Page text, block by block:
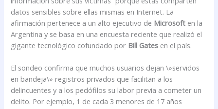
datos sensibles sobre ellas mismas en Internet. La
afirmación pertenece a un alto ejecutivo de Microsoft en la
Argentina y se basa en una encuesta reciente que realizó el
gigante tecnológico cofundado por Bill Gates en el país.
El sondeo confirma que muchos usuarios dejan \»servidos
en bandeja\» registros privados que facilitan a los
delincuentes y a los pedófilos su labor previa a cometer un
delito. Por ejemplo, 1 de cada 3 menores de 17 años